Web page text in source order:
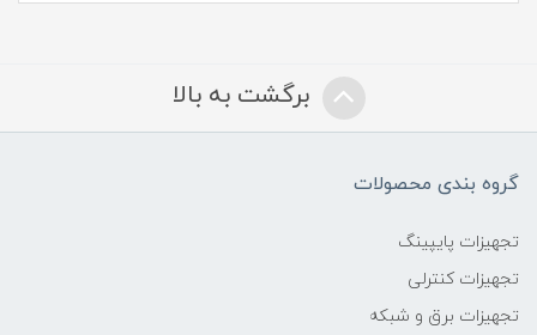
برگشت به بالا
گروه بندی محصولات
تجهیزات پایپینگ
تجهیزات کنترلی
تجهیزات برق و شبکه